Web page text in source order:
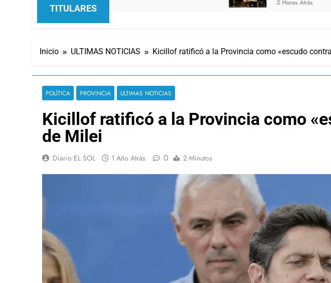
TITULARES
2 Horas Atrás
Inicio ULTIMAS NOTICIAS Kicillof ratificó a la Provincia como «escudo
POLÍTICA PROVINCIA ULTIMAS NOTICIAS
Kicillof ratificó a la Provincia como
de Milei
Diario EL SOL 1 Año Atrás 0 2 Minutos